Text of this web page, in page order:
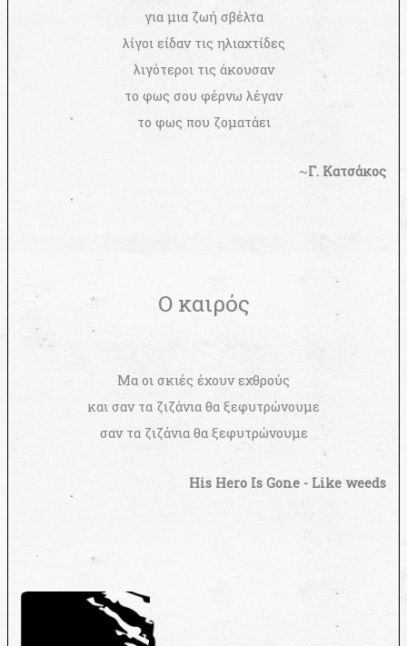
για μια ζωή σβέλτα
λίγοι είδαν τις ηλιαχτίδες
λιγότεροι τις άκουσαν
το φως σου φέρνω λέγαν
το φως που ζοματάει
~Γ. Κατσάκος
Ο καιρός
Μα οι σκιές έχουν εχθρούς
και σαν τα ζιζάνια θα ξεφυτρώνουμε
σαν τα ζιζάνια θα ξεφυτρώνουμε
His Hero Is Gone - Like weeds